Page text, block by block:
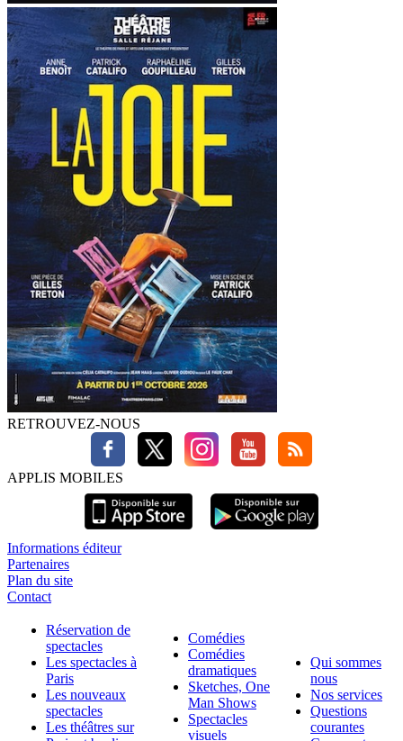
RETROUVEZ-NOUS
APPLIS MOBILES
Informations éditeur
Partenaires
Plan du site
Contact
Réservation de
spectacles
Les spectacles à
Paris
Les nouveaux
spectacles
Les théâtres sur
Comédies
Comédies
dramatiques
Sketches, One
Man Shows
Spectacles
visuels
Qui sommes
nous
Nos services
Questions
courantes